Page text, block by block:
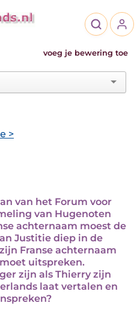
voeg je bewering toe
>
van het Forum voor
van Hugenoten
achternaam moest de
Justitie diep in de
Franse achternaam
uitspreken.
zijn als Thierry zijn
laat vertalen en